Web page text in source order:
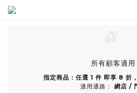
所有顧客適用
指定商品：任選 1 件 即享 8 折
適用通路： 網店 /